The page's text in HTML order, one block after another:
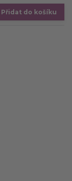
Přidat do košíku